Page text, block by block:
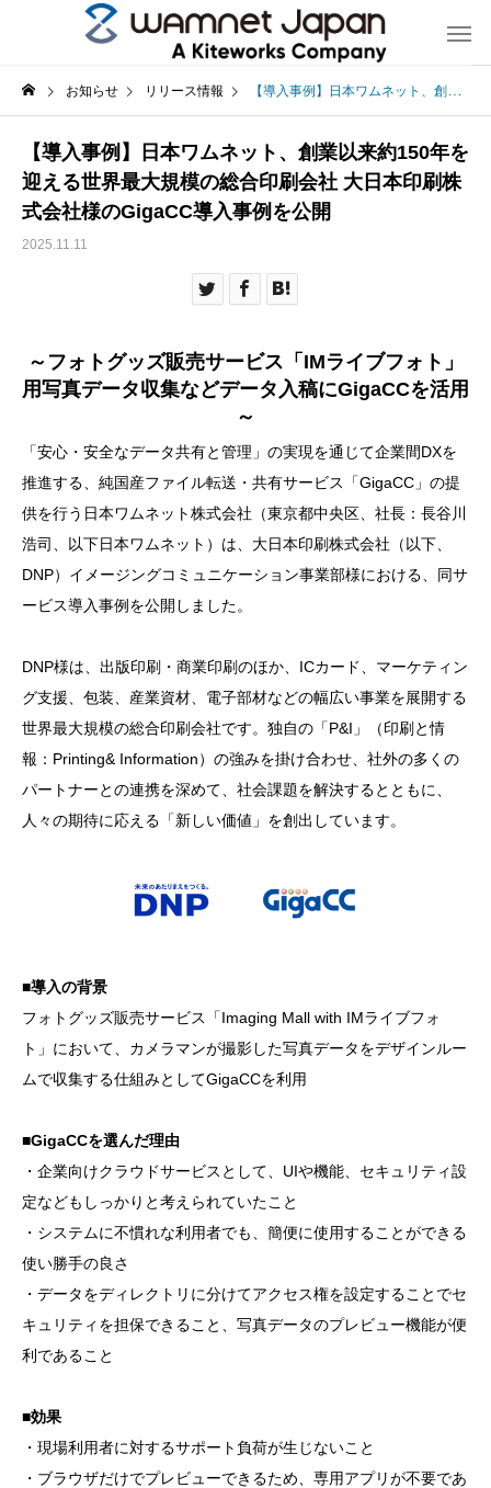
お知らせ リリース情報 【導入事例】日本ワムネット、創業以来約150年を迎える世界最大規模の総合印刷会社 大日本印刷株式会社様のGigaCC導入事例を公開
【導入事例】日本ワムネット、創業以来約150年を
迎える世界最大規模の総合印刷会社 大日本印刷株
式会社様のGigaCC導入事例を公開
2025.11.11
～フォトグッズ販売サービス「IMライブフォト」
用写真データ収集などデータ入稿にGigaCCを活用
～
「安心・安全なデータ共有と管理」の実現を通じて企業間DXを
推進する、純国産ファイル転送・共有サービス「GigaCC」の提
供を行う日本ワムネット株式会社（東京都中央区、社長：長谷川
浩司、以下日本ワムネット）は、大日本印刷株式会社（以下、
DNP）イメージングコミュニケーション事業部様における、同サ
ービス導入事例を公開しました。
DNP様は、出版印刷・商業印刷のほか、ICカード、マーケティン
グ支援、包装、産業資材、電子部材などの幅広い事業を展開する
世界最大規模の総合印刷会社です。独自の「P&I」（印刷と情
報：Printing& Information）の強みを掛け合わせ、社外の多くの
パートナーとの連携を深めて、社会課題を解決するとともに、
人々の期待に応える「新しい価値」を創出しています。
■導入の背景
フォトグッズ販売サービス「Imaging Mall with IMライブフォ
ト」において、カメラマンが撮影した写真データをデザインルー
ムで収集する仕組みとしてGigaCCを利用
■GigaCCを選んだ理由
・企業向けクラウドサービスとして、UIや機能、セキュリティ設
定などもしっかりと考えられていたこと
・システムに不慣れな利用者でも、簡便に使用することができる
使い勝手の良さ
・データをディレクトリに分けてアクセス権を設定することでセ
キュリティを担保できること、写真データのプレビュー機能が便
利であること
■効果
・現場利用者に対するサポート負荷が生じないこと
・ブラウザだけでプレビューできるため、専用アプリが不要であ